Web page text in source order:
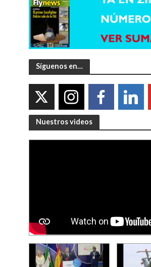
Síguenos en…
Nuestros videos